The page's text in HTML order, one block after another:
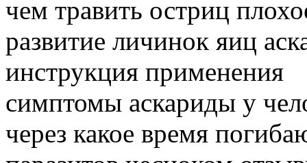
чем травить остриц
развитие личинок яиц
инструкция применения
симптомы аскариды у
через какое время